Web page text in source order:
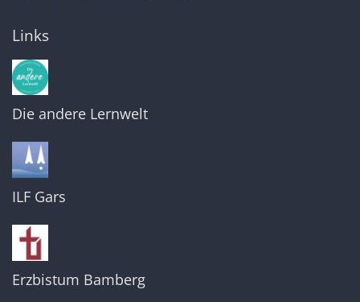
Links
Die andere Lernwelt
ILF Gars
Erzbistum Bamberg